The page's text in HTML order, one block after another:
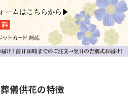
葬儀供花の特徴